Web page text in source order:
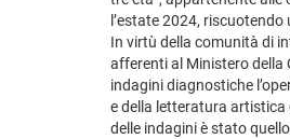
l’estate 2024,
In virtù della comunità di
afferenti al Ministero della
indagini diagnostiche
e della letteratura artistica
delle indagini è stato